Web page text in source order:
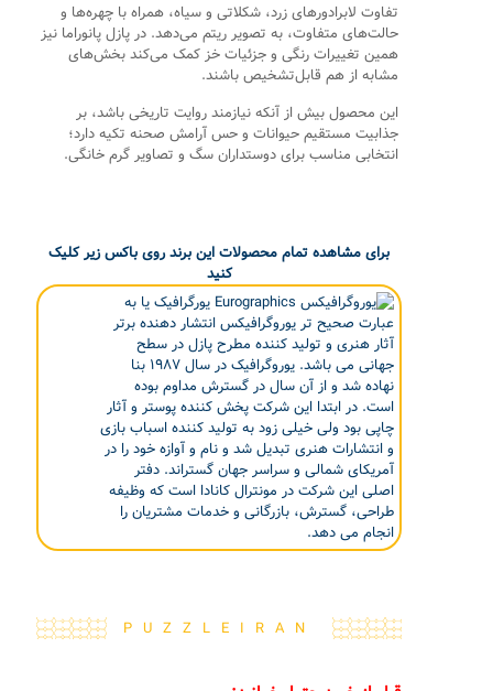
تفاوت لابرادورهای زرد، شکلاتی و سیاه، همراه با چهره‌ها و
حالت‌های متفاوت، به تصویر ریتم می‌دهد. در پازل پانوراما نیز
همین تغییرات رنگی و جزئیات خز کمک می‌کند بخش‌های
مشابه از هم قابل‌تشخیص باشند.
این محصول بیش از آنکه نیازمند روایت تاریخی باشد، بر
جذابیت مستقیم حیوانات و حس آرامش صحنه تکیه دارد؛
انتخابی مناسب برای دوستداران سگ و تصاویر گرم خانگی.
برای مشاهده تمام محصولات این برند روی باکس زیر کلیک
کنید
یورگرافیک یا به
عبارت صحیح تر یوروگرافیکس انتشار دهنده برتر
آثار هنری و تولید کننده مطرح پازل در سطح
جهانی می باشد. یوروگرافیک در سال ۱۹۸۷ بنا
نهاده شد و از آن سال در گسترش مداوم بوده
است. در ابتدا این شرکت پخش کننده پوستر و آثار
چاپی بود ولی خیلی زود به تولید کننده اسباب بازی
و انتشارات هنری تبدیل شد و نام و آوازه خود را در
آمریکای شمالی و سراسر جهان گستراند. دفتر
اصلی این شرکت در مونترال کانادا است که وظیفه
طراحی، گسترش، بازرگانی و خدمات مشتریان را
انجام می دهد.
PUZZLEIRAN